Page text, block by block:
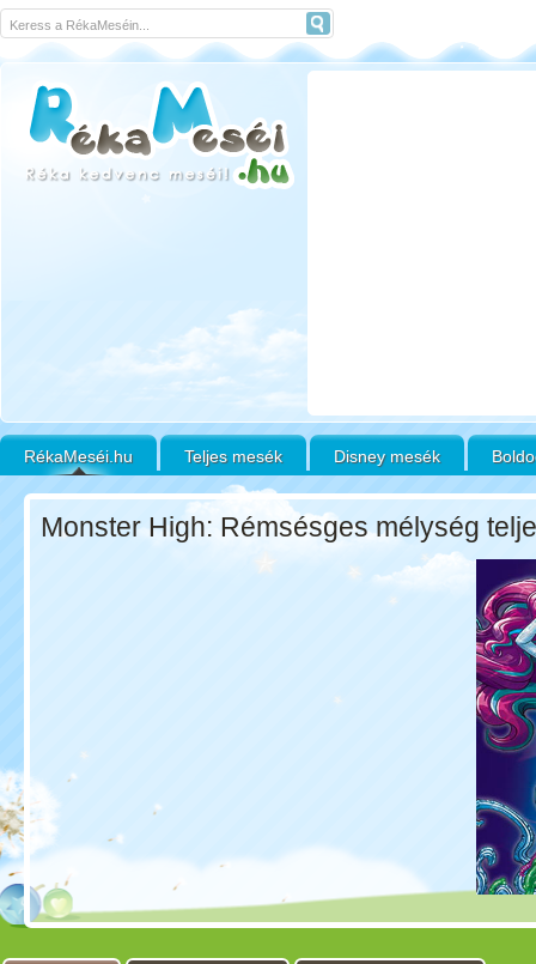
RékaMeséi.hu Teljes mesék Disney mesék
Monster High: Rémsésges mélység